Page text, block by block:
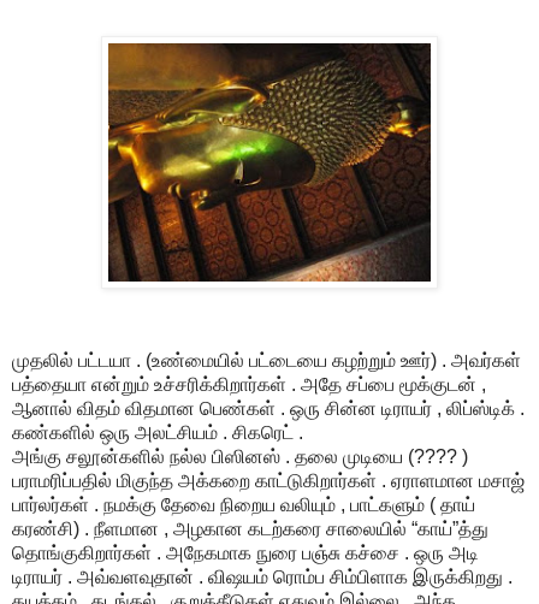
முதலில் பட்டயா . (உண்மையில் பட்டையை கழற்றும் ஊர்) . அவர்கள்
பத்தையா என்றும் உச்சரிக்கிறார்கள் . அதே சப்பை மூக்குடன் ,
ஆனால் விதம் விதமான பெண்கள் . ஒரு சின்ன டிராயர் , லிப்ஸ்டிக் .
கண்களில் ஒரு அலட்சியம் . சிகரெட் .
அங்கு சலூன்களில் நல்ல பிஸினஸ் . தலை முடியை (???? )
பராமரிப்பதில் மிகுந்த அக்கறை காட்டுகிறார்கள் . ஏராளமான மசாஜ்
பார்லர்கள் . நமக்கு தேவை நிறைய வலியும் , பாட்களும் ( தாய்
கரண்சி) . நீளமான , அழகான கடற்கரை சாலையில் “காய்”த்து
தொங்குகிறார்கள் . அநேகமாக நுரை பஞ்சு கச்சை . ஒரு அடி
டிராயர் . அவ்வளவுதான் . விஷயம் ரொம்ப சிம்பிளாக இருக்கிறது .